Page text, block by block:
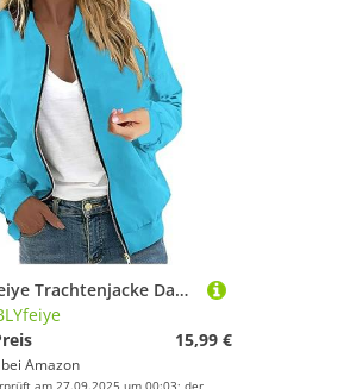
RMBLYfeiye Trachtenjacke Damen Strickjacke Kurze Kuscheljacke Einfarbiges Leichte Übergangsjacke Mit Reißverschluss Basic Bolerojacke Taschen Jacke
15,99 €
Amazon
am 27.09.2025 um 00:03; der